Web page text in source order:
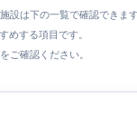
設は下の一覧で確認できます
する項目です。
ご確認ください。